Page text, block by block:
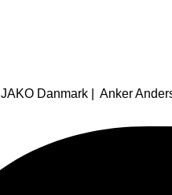
| JAKO Danmark | Anker